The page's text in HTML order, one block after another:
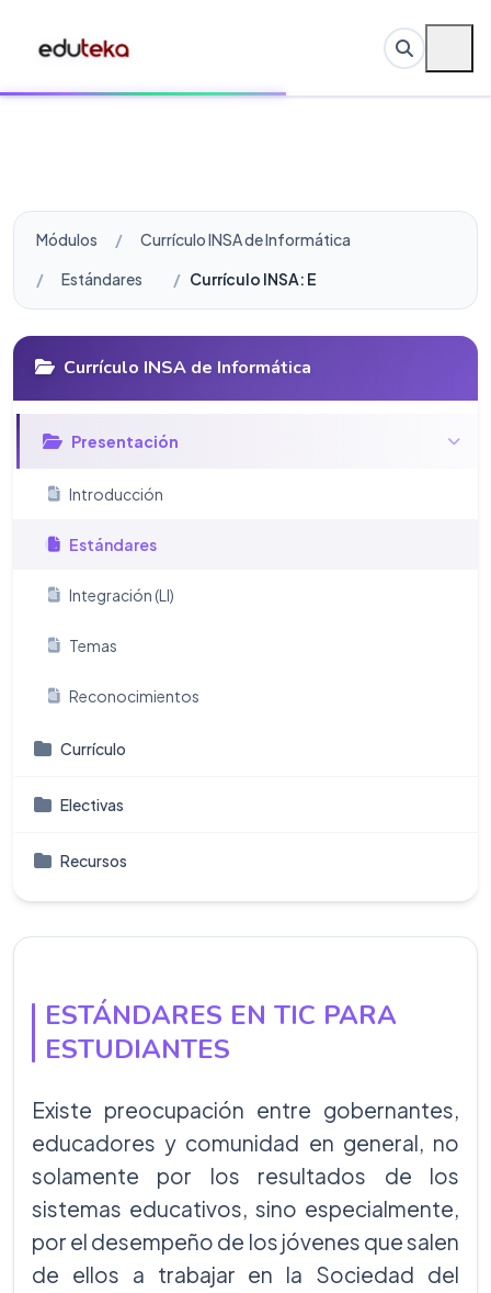
Módulos
Currículo INSA de Informática
Estándares
Currículo INSA: Estándares en TIC
Currículo INSA de Informática
Presentación
Introducción
Estándares
Integración (LI)
Temas
Reconocimientos
Currículo
Electivas
Recursos
ESTÁNDARES EN TIC PARA
ESTUDIANTES
Existe preocupación entre gobernantes,
educadores y comunidad en general, no
solamente por los resultados de los
sistemas educativos, sino especialmente,
por el desempeño de los jóvenes que salen
de ellos a trabajar en la Sociedad del